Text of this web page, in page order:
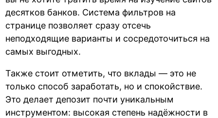
десятков банков. Система фильтров на
странице позволяет сразу отсечь
неподходящие варианты и сосредоточиться на
самых выгодных.
Также стоит отметить, что вклады — это не
только способ заработать, но и спокойствие.
Это делает депозит почти уникальным
инструментом: высокая степень надёжности в